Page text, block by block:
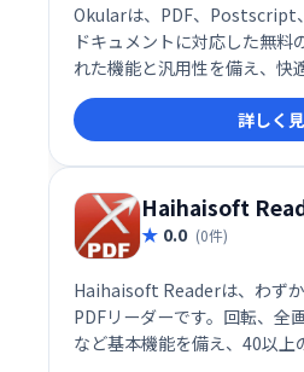
Okularは、PDF、Postscript
ドキュメントに対応した無料
れた機能と汎用性を備え、快
ます。フリーソフトウェア
ただけます。
詳しく
Haihaisoft
0.0 (0件)
Haihaisoft Readerは、わず
PDFリーダーです。回転、全
など基本機能を備え、40以上